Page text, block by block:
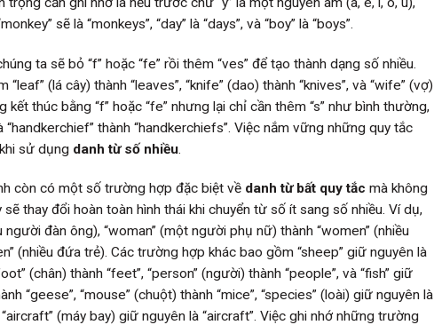
sẽ là “monkeys”, “day” là “days”, và “boy” là “boys”.
ta sẽ bỏ “f” hoặc “fe” rồi thêm “ves” để tạo thành dạng số nhiều.
(lá cây) thành “leaves”, “knife” (dao) thành “knives”, và “wife” (vợ)
kết thúc bằng “f” hoặc “fe” nhưng lại chỉ cần thêm “s” như bình thường,
“handkerchief” thành “handkerchiefs”. Việc nắm vững những quy tắc
sử dụng danh từ số nhiều
còn có một số trường hợp đặc biệt về danh từ bất quy tắc mà không
sẽ thay đổi hoàn toàn hình thái khi chuyển từ số ít sang số nhiều. Ví dụ,
đàn ông), “woman” (một người phụ nữ) thành “women” (nhiều
(nhiều đứa trẻ). Các trường hợp khác bao gồm “sheep” giữ nguyên là
(chân) thành “feet”, “person” (người) thành “people”, và “fish” giữ
“geese”, “mouse” (chuột) thành “mice”, “species” (loài) giữ nguyên là
(máy bay) giữ nguyên là “aircraft”. Việc ghi nhớ những trường